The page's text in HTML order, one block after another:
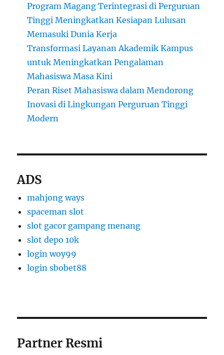
Program Magang Terintegrasi di Perguruan
Tinggi Meningkatkan Kesiapan Lulusan
Memasuki Dunia Kerja
Transformasi Layanan Akademik Kampus
untuk Meningkatkan Pengalaman
Mahasiswa Masa Kini
Peran Riset Mahasiswa dalam Mendorong
Inovasi di Lingkungan Perguruan Tinggi
Modern
ADS
mahjong ways
spaceman slot
slot gacor gampang menang
slot depo 10k
login woy99
login sbobet88
Partner Resmi